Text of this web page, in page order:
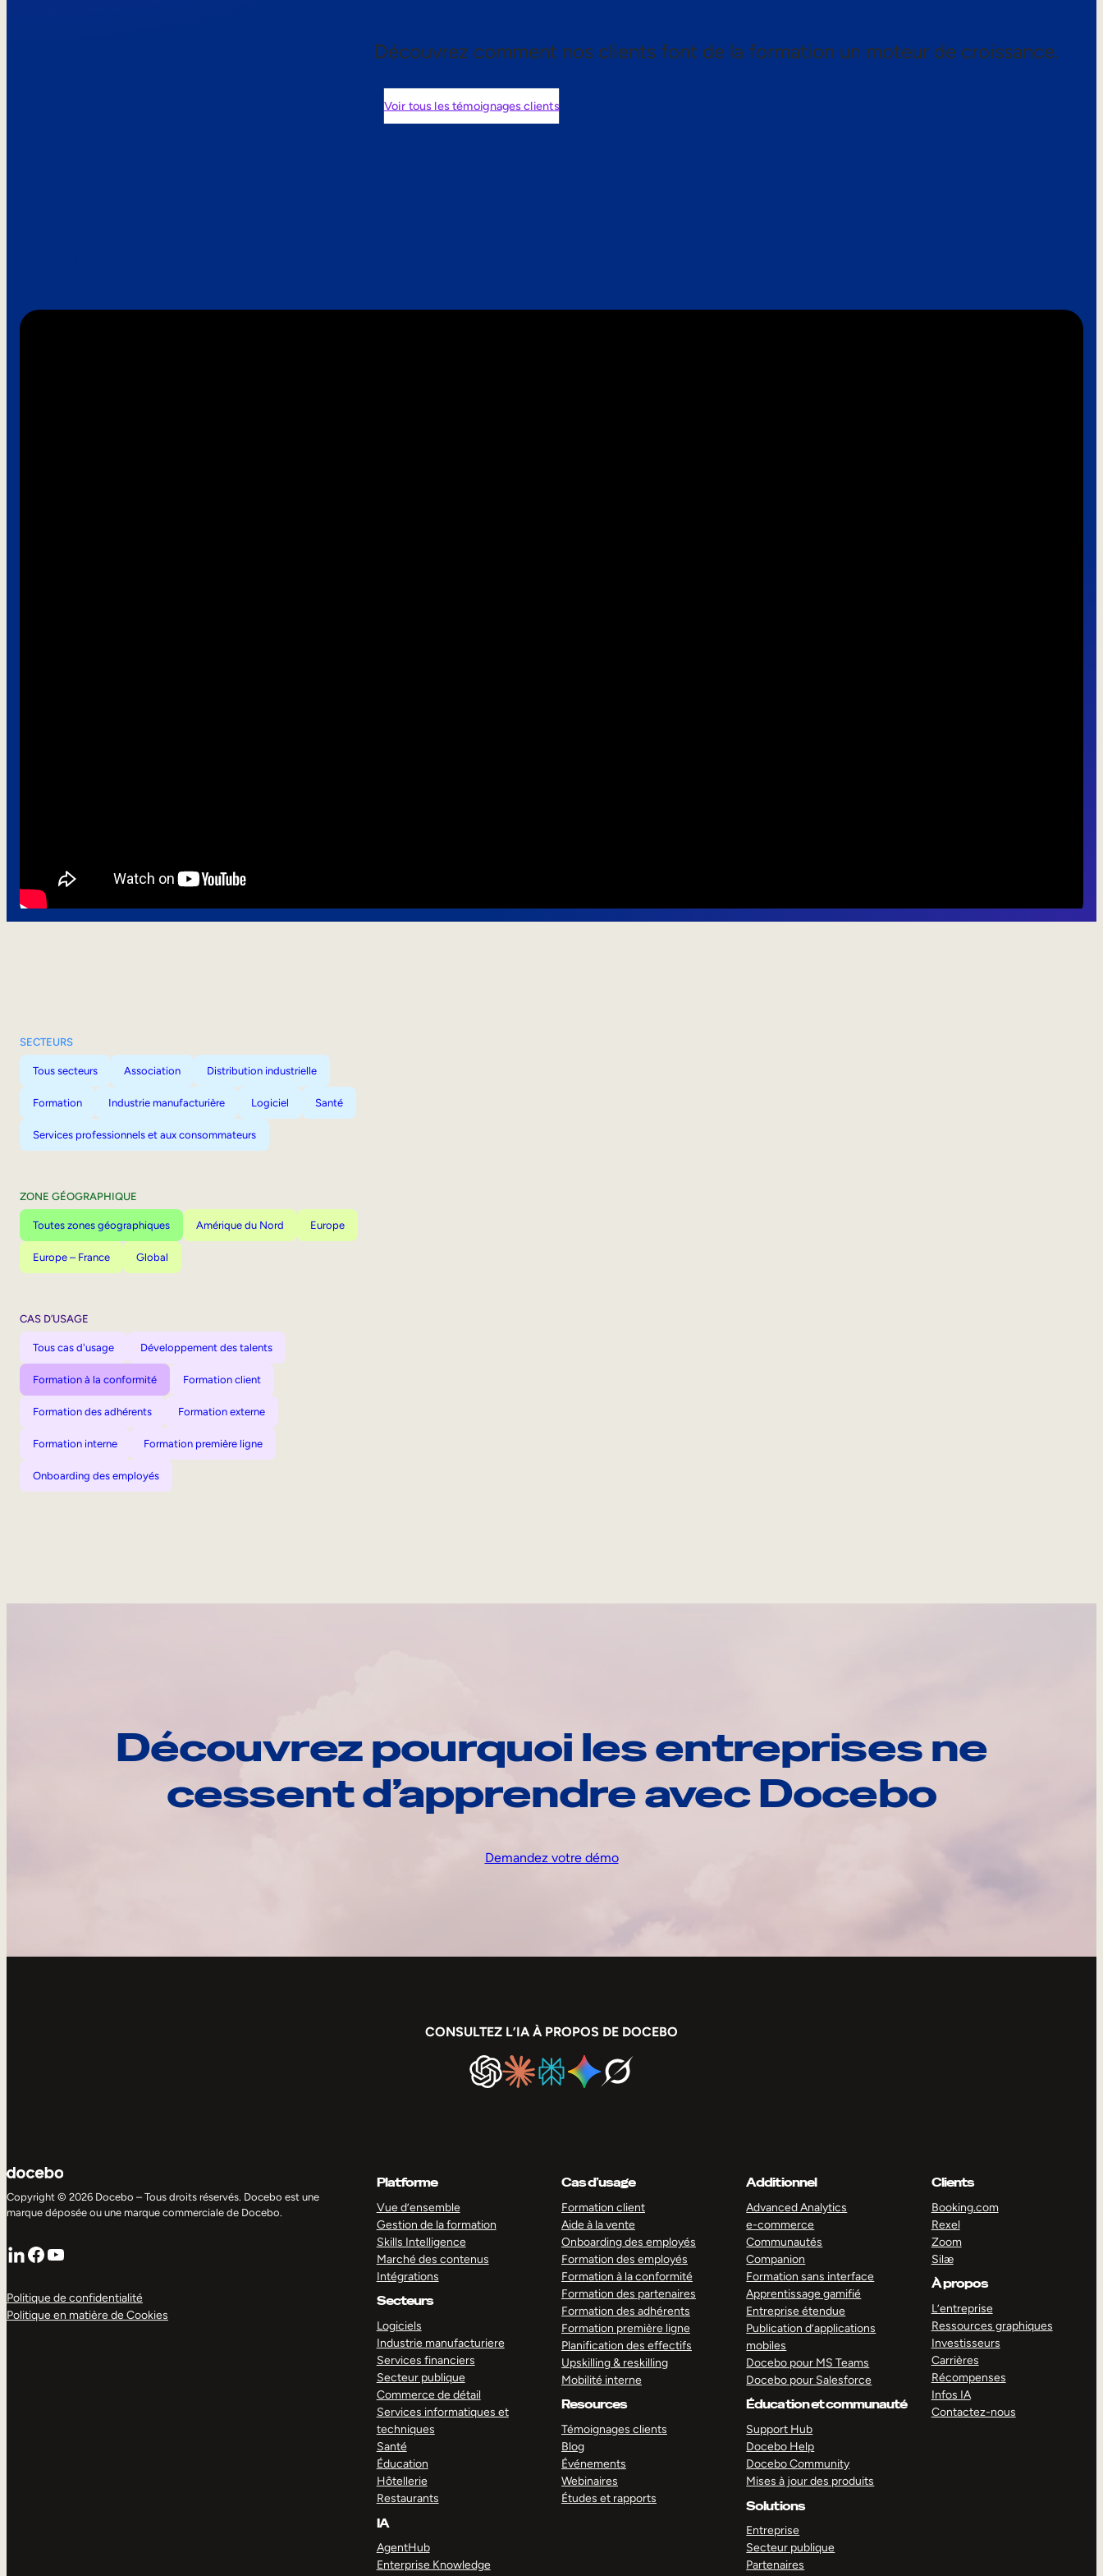
Découvrez comment nos clients font de la formation un moteur de croissance.
Voir tous les témoignages clients
SECTEURS
Tous secteurs Association Distribution industrielle
Formation Industrie manufacturière Logiciel Santé
Services professionnels et aux consommateurs
ZONE GÉOGRAPHIQUE
Toutes zones géographiques Amérique du Nord Europe
Europe – France Global
CAS D’USAGE
Tous cas d'usage Développement des talents
Formation à la conformité Formation client
Formation des adhérents Formation externe
Formation interne Formation première ligne
Onboarding des employés
Découvrez pourquoi les entreprises ne
cessent d’apprendre avec Docebo
Demandez votre démo
CONSULTEZ L’IA À PROPOS DE DOCEBO
Copyright © 2026 Docebo – Tous droits réservés. Docebo est une
marque déposée ou une marque commerciale de Docebo.
LinkedIn
Facebook
YouTube
Politique de confidentialité
Politique en matière de Cookies
Platforme
Vue d’ensemble
Gestion de la formation
Skills Intelligence
Marché des contenus
Intégrations
Secteurs
Logiciels
Industrie manufacturiere
Services financiers
Secteur publique
Commerce de détail
Services informatiques et
techniques
Santé
Éducation
Hôtellerie
Restaurants
IA
AgentHub
Enterprise Knowledge
Cas d’usage
Formation client
Aide à la vente
Onboarding des employés
Formation des employés
Formation à la conformité
Formation des partenaires
Formation des adhérents
Formation première ligne
Planification des effectifs
Upskilling & reskilling
Mobilité interne
Resources
Témoignages clients
Blog
Événements
Webinaires
Études et rapports
Additionnel
Advanced Analytics
e-commerce
Communautés
Companion
Formation sans interface
Apprentissage gamifié
Entreprise étendue
Publication d’applications
mobiles
Docebo pour MS Teams
Docebo pour Salesforce
Éducation et communauté
Support Hub
Docebo Help
Docebo Community
Mises à jour des produits
Solutions
Entreprise
Secteur publique
Partenaires
Clients
Booking.com
Rexel
Zoom
Silæ
À propos
L’entreprise
Ressources graphiques
Investisseurs
Carrières
Récompenses
Infos IA
Contactez-nous